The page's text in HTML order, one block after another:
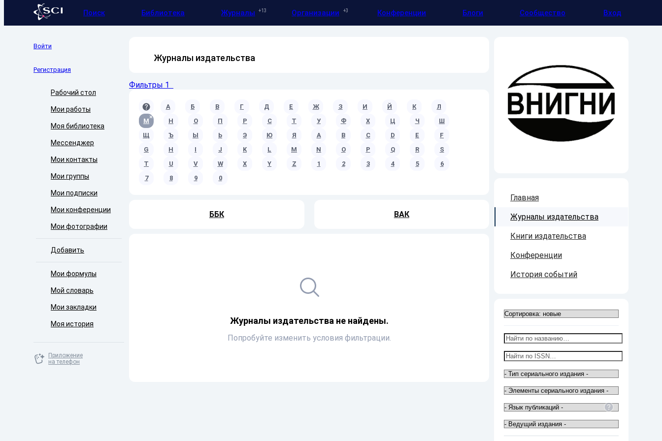
Поиск Библиотека Журналы 13 Организации 3 Конференции Блоги Сообщество Вход
Войти
Регистрация
Рабочий стол
Мои работы
Моя библиотека
Мессенджер
Мои контакты
Мои группы
Мои подписки
Мои конференции
Мои фотографии
Добавить
Мои формулы
Мой словарь
Мои закладки
Моя история
Приложение
на телефон
Журналы издательства
Фильтры 1
A А Б В Г Д Е Ж З И Й К
Л
М
Н О П Р С Т У Ф Х Ц Ч
Ш
Щ
Ъ Ы Ь Э Ю Я A B C D E
F
G
H I J K L M N O P Q R
S
T
U V W X Y Z 1 2 3 4 5
6
7
8 9 0
ББК ВАК
Журналы издательства не найдены.
Попробуйте изменить условия фильтрации.
Главная
Журналы издательства
Книги издательства
Конференции
История событий